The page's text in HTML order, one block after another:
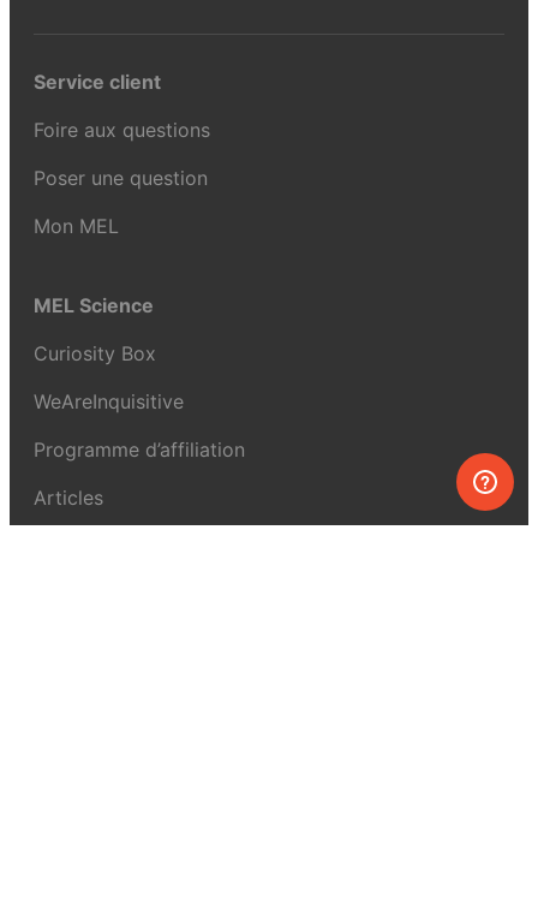
Service client
Foire aux questions
Poser une question
Mon MEL
MEL Science
Curiosity Box
WeAreInquisitive
Programme d’affiliation
Articles